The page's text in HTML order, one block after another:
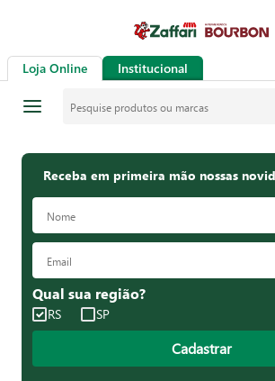
Loja Online Institucional
Receba em primeira mão nossas
Qual sua região?
RS SP
Cadastrar